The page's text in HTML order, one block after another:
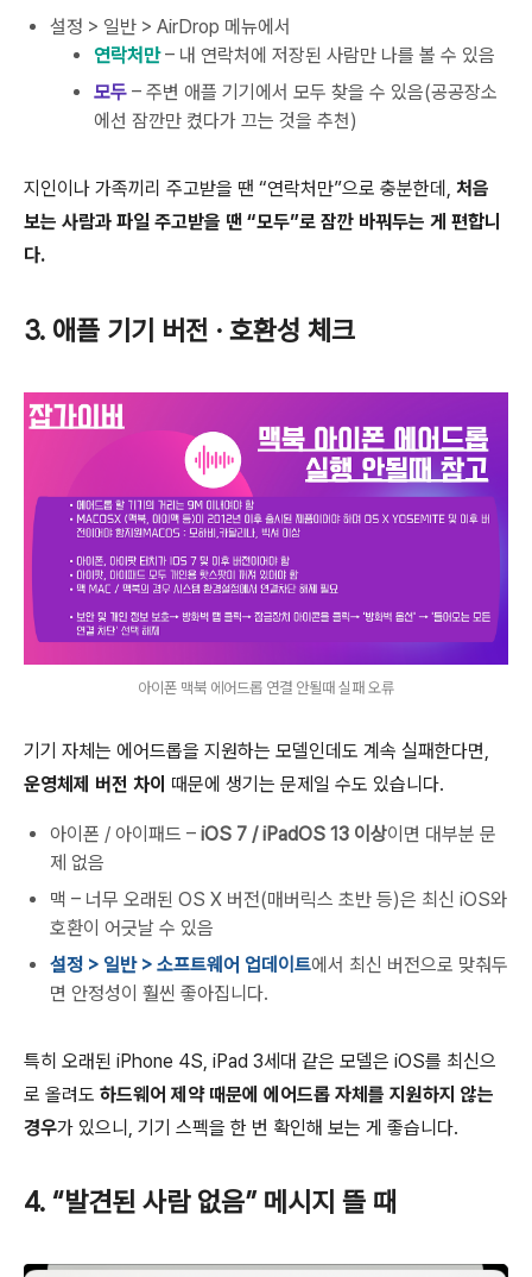
설정 > 일반 > AirDrop 메뉴에서
연락처만– 내 연락처에 저장된 사람만 나를 볼 수 있음
모두 – 주변 애플 기기에서 모두 찾을 수 있음(공공장소
에선 잠깐만 켰다가 끄는 것을 추천)
지인이나 가족끼리 주고받을 땐 “연락처만”으로 충분한데, 처음
보는 사람과 파일 주고받을 땐 “모두”로 잠깐 바꿔두는 게 편합니
다.
3. 애플 기기 버전 · 호환성 체크
아이폰 맥북 에어드롭 연결 안될때 실패 오류
기기 자체는 에어드롭을 지원하는 모델인데도 계속 실패한다면,
운영체제 버전 차이 때문에 생기는 문제일 수도 있습니다.
아이폰 / 아이패드 – iOS 7 / iPadOS 13 이상이면 대부분 문
제 없음
맥 – 너무 오래된 OS X 버전(매버릭스 초반 등)은 최신 iOS와
호환이 어긋날 수 있음
설정 > 일반 > 소프트웨어 업데이트에서 최신 버전으로 맞춰두
면 안정성이 훨씬 좋아집니다.
특히 오래된 iPhone 4S, iPad 3세대 같은 모델은 iOS를 최신으
로 올려도 하드웨어 제약 때문에 에어드롭 자체를 지원하지 않는
경우가 있으니, 기기 스펙을 한 번 확인해 보는 게 좋습니다.
4. “발견된 사람 없음” 메시지 뜰 때